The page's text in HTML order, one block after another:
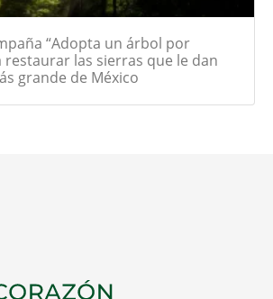
“Adopta un árbol por
restaurar las sierras que le dan
grande de México